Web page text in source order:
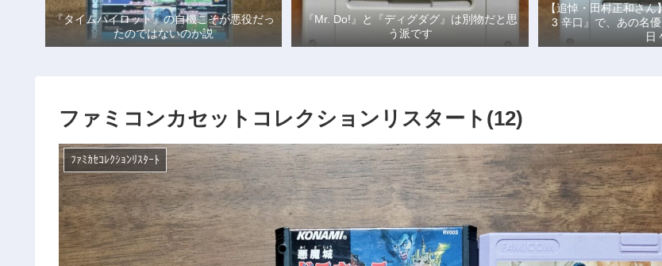
『タイムパイロット』の自機こそが悪役だっ
たのではないのか説
『Mr. Do!』と『ディグダグ』は別物だと思
う派です
【追悼・田村正和さ
3 辛口』で、あの名
日
ファミコンカセットコレクションリスタート(12)
ﾌｧﾐｶｾｺﾚｸｼｮﾝﾘｽﾀｰﾄ